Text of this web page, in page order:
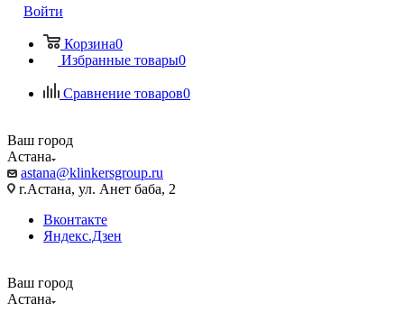
Войти
Корзина0
Избранные товары0
Сравнение товаров0
Ваш город
Астана
astana@klinkersgroup.ru
г.Астана, ул. Анет баба, 2
Вконтакте
Яндекс.Дзен
Ваш город
Астана